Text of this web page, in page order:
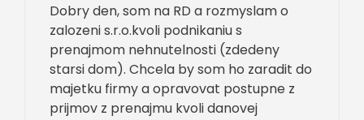
Dobry den, som na RD a rozmyslam o
zalozeni s.r.o.kvoli podnikaniu s
prenajmom nehnutelnosti (zdedeny
starsi dom). Chcela by som ho zaradit do
majetku firmy a opravovat postupne z
prijmov z prenajmu kvoli danovej